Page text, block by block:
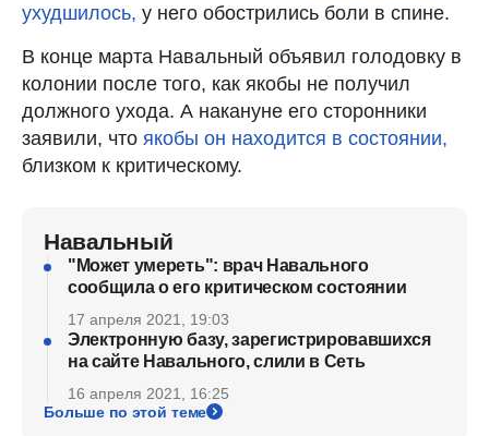
ухудшилось, у него обострились боли в спине.
В конце марта Навальный объявил голодовку в
колонии после того, как якобы не получил
должного ухода. А накануне его сторонники
заявили, что якобы он находится в состоянии,
близком к критическому.
Навальный
"Может умереть": врач Навального
сообщила о его критическом состоянии
17 апреля 2021, 19:03
Электронную базу, зарегистрировавшихся
на сайте Навального, слили в Сеть
16 апреля 2021, 16:25
Больше по этой теме